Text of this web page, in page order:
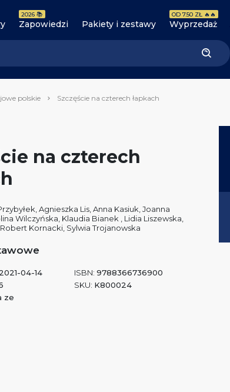
Zapowiedzi
2026 📚
Pakiety i zestawy Wyprzedaż
OD 7.50 ZŁ 🔥🔥
polskie Szczęście na czterech łapkach
na czterech
Agnieszka Lis, Anna Kasiuk Joanna
Wilczyńska Klaudia Bianek Lidia Liszewska
Robert Kornacki, Sylwia Trojanowska
2021-04-14
ze
ISBN: 9788366736900
SKU: K800024